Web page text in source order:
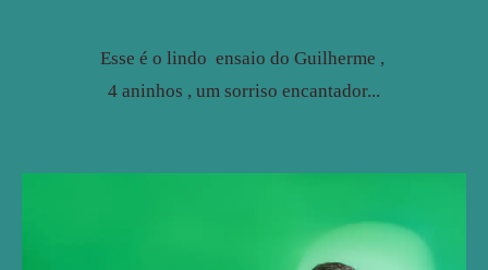
Esse é o lindo ensaio do Guilherme ,
4 aninhos , um sorriso encantador...